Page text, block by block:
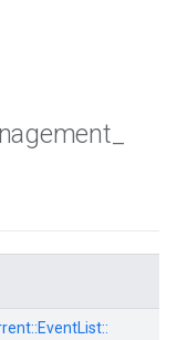
EventList::